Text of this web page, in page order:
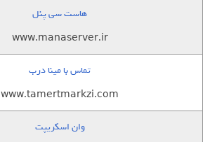
هاست سی پنل
www.manaserver.ir
تماس با مینا درب
www.tamertmarkzi.com
وان اسکریپت